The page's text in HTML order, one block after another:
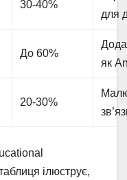
30-40%
для
До 60%
як
20-30%
ілюструє,